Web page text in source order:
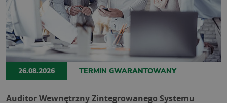
26.08.2026 TERMIN GWARANTOWANY
Auditor Wewnętrzny Zintegrowanego Systemu